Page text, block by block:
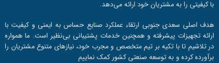
با کیفیتی را به مشتریان خود ارائه می‌دهد.
هدف اصلی سعدی جنوبی ارتقاء عملکرد صنایع حساس به ایمنی و کیفیت با
ارائه تجهیزات پیشرفته و همچنین خدمات پشتیبانی بی‌نظیر است. ما همواره
در تلاشیم تا با تکیه بر تیم متخصص و مجرب خود، نیازهای متنوع مشتریان را
برآورده کرده و به توسعه صنعتی کشور کمک نماییم